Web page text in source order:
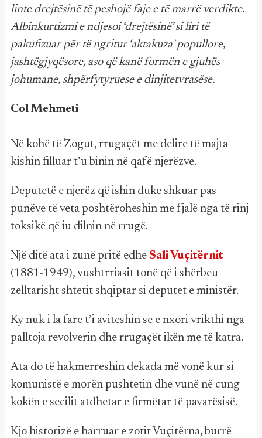
linte drejtësinë të peshojë faje e të marrë verdikte.
Albinkurtizmi e ndjesoi ‘drejtësinë’ si liri të
pakufizuar për të ngritur ‘aktakuza’ popullore,
jashtëgjyqësore, aso që kanë formën e gjuhës
johumane, shpërfytyruese e dinjitetvrasëse.
Col Mehmeti
Në kohë të Zogut, rrugaçët me delire të majta
kishin filluar t’u binin në qafë njerëzve.
Deputetë e njerëz që ishin duke shkuar pas
punëve të veta poshtëroheshin me fjalë nga të rinj
toksikë që iu dilnin në rrugë.
Një ditë ata i zunë pritë edhe Sali Vuçitërnit
(1881-1949), vushtrriasit tonë që i shërbeu
zelltarisht shtetit shqiptar si deputet e ministër.
Ky nuk i la fare t’i aviteshin se e nxori vrikthi nga
palltoja revolverin dhe rrugaçët ikën me të katra.
Ata do të hakmerreshin dekada më vonë kur si
komunistë e morën pushtetin dhe vunë në cung
kokën e secilit atdhetar e firmëtar të pavarësisë.
Kjo historizë e harruar e zotit Vuçitërna, burrë